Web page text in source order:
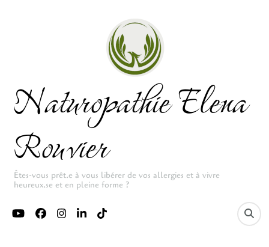
Naturopathie Elena
Rouvier
Êtes-vous prêt.e à vous libérer de vos allergies et à vivre
heureux.se et en pleine forme ?